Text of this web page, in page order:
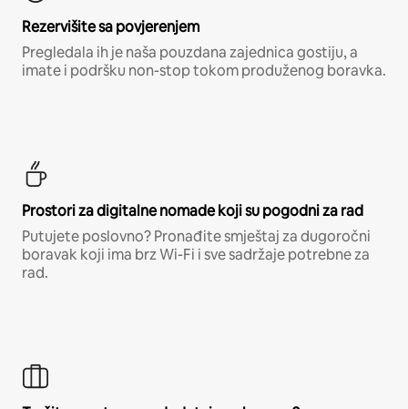
Rezervišite sa povjerenjem
Pregledala ih je naša pouzdana zajednica gostiju, a
imate i podršku non-stop tokom produženog boravka.
Prostori za digitalne nomade koji su pogodni za rad
Putujete poslovno? Pronađite smještaj za dugoročni
boravak koji ima brz Wi-Fi i sve sadržaje potrebne za
rad.